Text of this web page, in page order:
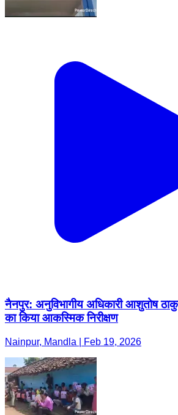
नैनपुर: अनुविभागीय अधिकारी आशुतोष
का किया आकस्मिक निरीक्षण
Nainpur, Mandla | Feb 19, 2026